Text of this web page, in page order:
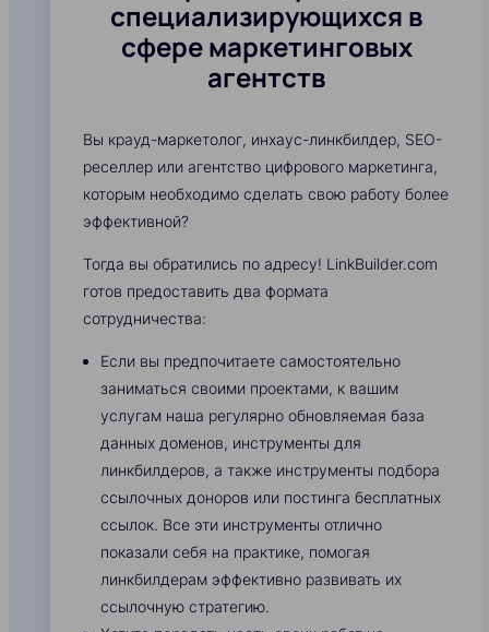
специализирующихся в
сфере маркетинговых
агентств
Вы крауд-маркетолог, инхаус-линкбилдер, SEO-
реселлер или агентство цифрового маркетинга,
которым необходимо сделать свою работу более
эффективной?
Тогда вы обратились по адресу! LinkBuilder.com
готов предоставить два формата
сотрудничества:
Если вы предпочитаете самостоятельно
заниматься своими проектами, к вашим
услугам наша регулярно обновляемая база
данных доменов, инструменты для
линкбилдеров, а также инструменты подбора
ссылочных доноров или постинга бесплатных
ссылок. Все эти инструменты отлично
показали себя на практике, помогая
линкбилдерам эффективно развивать их
ссылочную стратегию.